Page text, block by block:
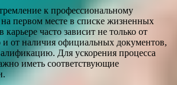
к профессиональному
первом месте в списке жизненных
часто зависит не только от
от наличия официальных документов,
Для ускорения процесса
иметь соответствующие